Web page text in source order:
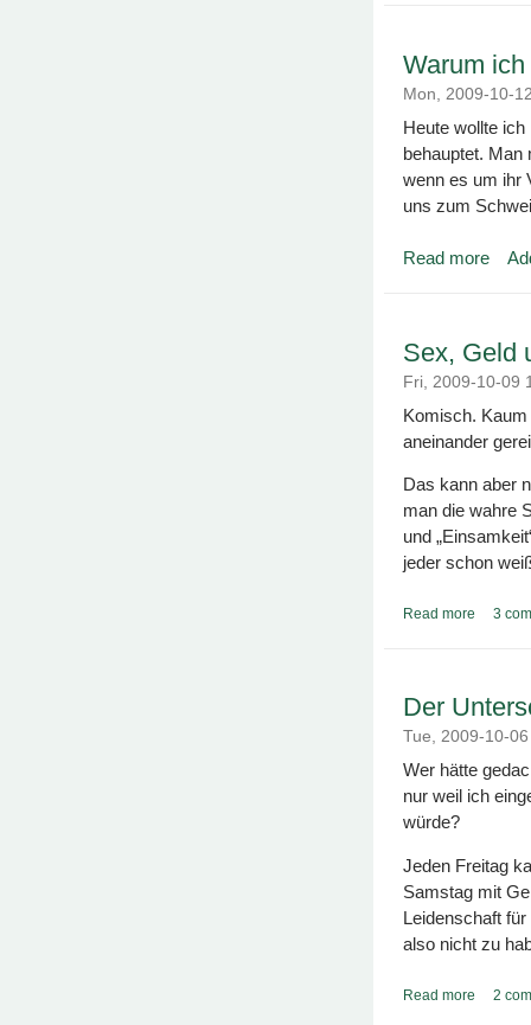
Warum
Mon, 2009-10-
Heute wollte
behauptet.
wenn es um ihr
uns zum
Read more
Sex, Geld
Fri, 2009-10-
Komisch. Kaum
aneinander
Das kann aber
man die wahre
und
jeder schon
Read more about
3
Der
Tue, 2009-10-
Wer hätte
nur weil ich
würde?
Jeden Freitag
Samstag mit
Leidenschaft
also nicht zu
Read more about
2